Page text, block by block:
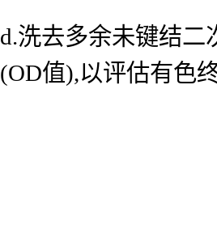
d.洗去多余未键结二
(OD值),以评估有色